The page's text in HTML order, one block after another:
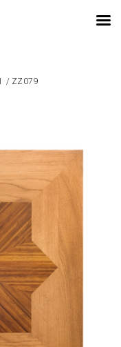
/ ZZ079